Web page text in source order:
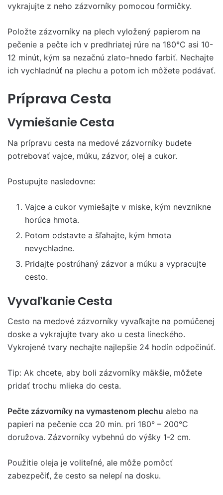
vykrajujte z neho zázvorníky pomocou formičky.
Položte zázvorníky na plech vyložený papierom na
pečenie a pečte ich v predhriatej rúre na 180°C asi 10-
12 minút, kým sa nezačnú zlato-hnedo farbiť. Nechajte
ich vychladnúť na plechu a potom ich môžete podávať.
Príprava Cesta
Vymiešanie Cesta
Na prípravu cesta na medové zázvorníky budete
potrebovať vajce, múku, zázvor, olej a cukor.
Postupujte nasledovne:
Vajce a cukor vymiešajte v miske, kým nevznikne
horúca hmota.
Potom odstavte a šľahajte, kým hmota
nevychladne.
Pridajte postrúhaný zázvor a múku a vypracujte
cesto.
Vyvaľkanie Cesta
Cesto na medové zázvorníky vyvaľkajte na pomúčenej
doske a vykrajujte tvary ako u cesta lineckého.
Vykrojené tvary nechajte najlepšie 24 hodín odpočinúť.
Tip: Ak chcete, aby boli zázvorníky mäkšie, môžete
pridať trochu mlieka do cesta.
Pečte zázvorníky na vymastenom plechu alebo na
papieri na pečenie cca 20 min. pri 180° – 200°C
doružova. Zázvorníky vybehnú do výšky 1-2 cm.
Použitie oleja je voliteľné, ale môže pomôcť
zabezpečiť, že cesto sa nelepí na dosku.